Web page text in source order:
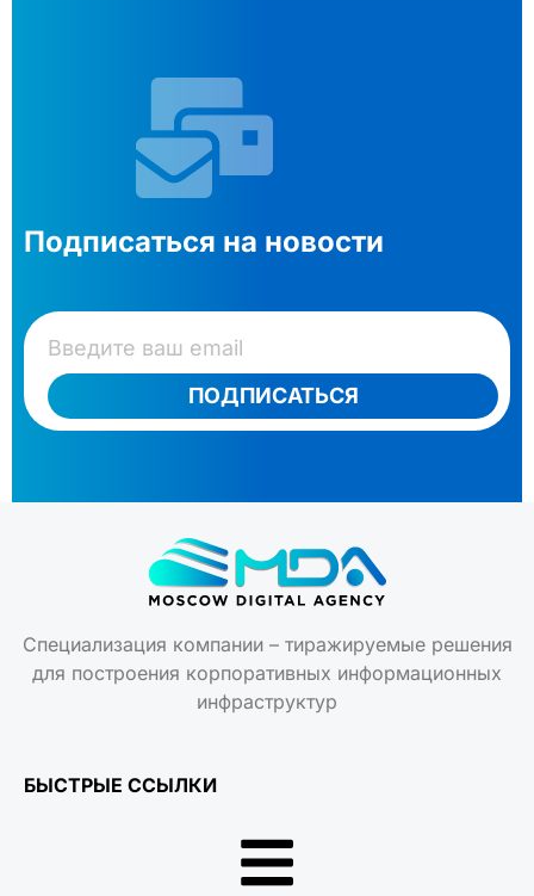
Подписаться на новости
ПОДПИСАТЬСЯ
Специализация компании – тиражируемые решения
для построения корпоративных информационных
инфраструктур
БЫСТРЫЕ ССЫЛКИ